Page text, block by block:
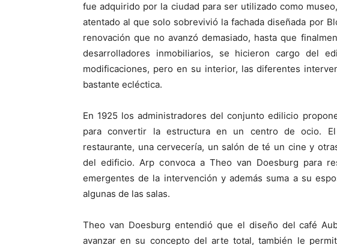
fue adquirido por la ciudad para ser utilizado como
atentado al que solo sobrevivió la fachada diseñada por
renovación que no avanzó demasiado, hasta que
desarrolladores inmobiliarios, se hicieron cargo del
modificaciones, pero en su interior, las diferentes
bastante ecléctica.
En 1925 los administradores del conjunto edilicio
para convertir la estructura en un centro de ocio.
restaurante, una cervecería, un salón de té un cine y
del edificio. Arp convoca a Theo van Doesburg para
emergentes de la intervención y además suma a su
algunas de las salas.
Theo van Doesburg entendió que el diseño del café
avanzar en su concepto del arte total, también le